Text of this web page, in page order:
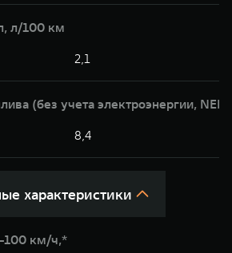
л/100 км
2,1
(без учета электроэнергии,
8,4
характеристики
100 км/ч,*